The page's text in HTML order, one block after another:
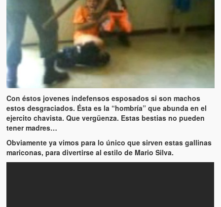
El Tipo y los Rojos en Los Teques (The Jerk and the Reds in
Teques)
Hablé con Chavistas (I spoke with chavistas)
La burla del Chavez “tan amante de los niños” (The mockery of
Chavez “such a children lover”)
Los niños de las calles de Venezuela (Children of the streets of
Venezuela)
Luis y El Mono… en armas (Luis and El Mono… armed)
Puente Llaguno, Miraflores… ¿y Lina?
Con éstos jovenes indefensos esposados si son machos
estos desgraciados. Ésta es la “hombría” que abunda en el
ejercito chavista. Que vergüenza. Estas bestias no pueden
tener madres…
Obviamente ya vimos para lo único que sirven estas gallinas
mariconas, para divertirse al estilo de Mario Silva.